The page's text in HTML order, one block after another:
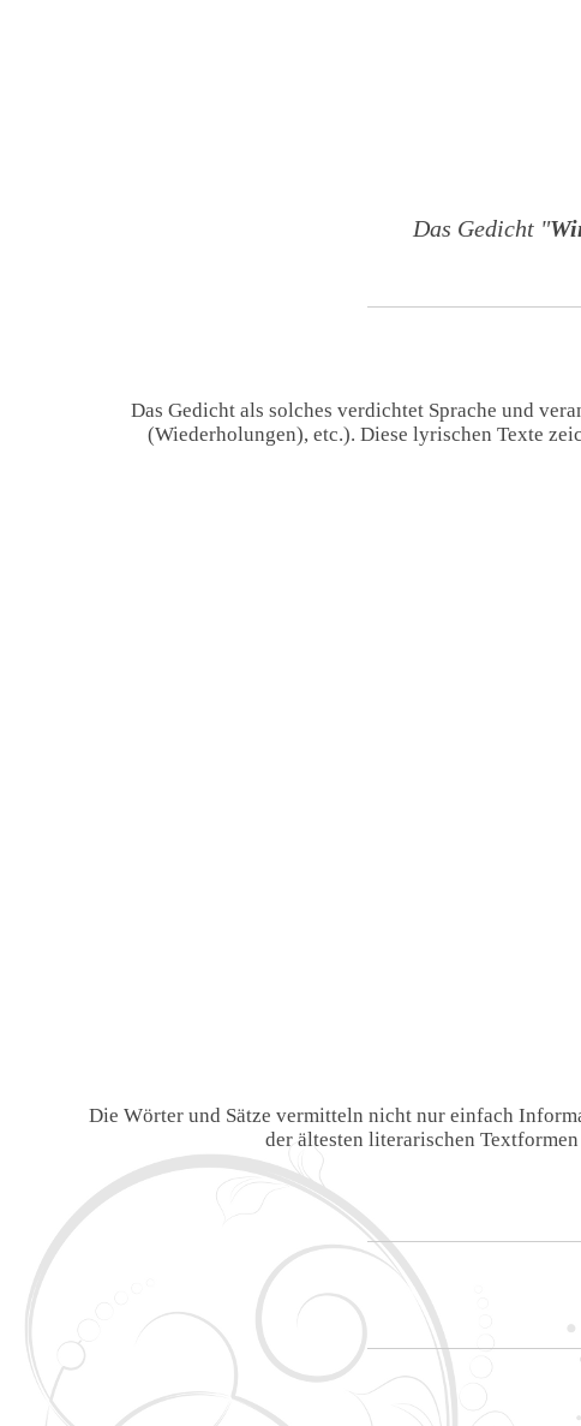
Das Gedicht "
Das Gedicht als solches verdichtet Sprache und
(Wiederholungen), etc.). Diese lyrischen Texte
Die Wörter und Sätze vermitteln nicht nur einfach
der ältesten literarischen